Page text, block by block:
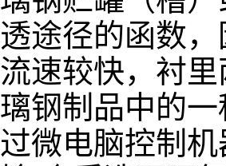
透途径的函数
流速较快，衬
璃钢制品中的
过微电脑控制